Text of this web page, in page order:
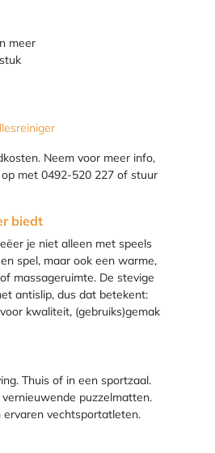
meer
Neem voor meer info,
met 0492-520 227 of stuur
biedt
je niet alleen met speels
spel, maar ook een warme,
massageruimte. De stevige
antislip, dus dat betekent:
kwaliteit, (gebruiks)gemak
Thuis of in een sportzaal.
puzzelmatten.
vechtsportatleten.